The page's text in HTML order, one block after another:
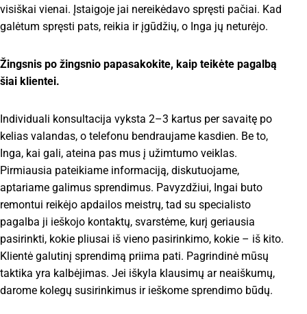
visiškai vienai. Įstaigoje jai nereikėdavo spręsti pačiai. Kad
galėtum spręsti pats, reikia ir įgūdžių, o Inga jų neturėjo.
Žingsnis po žingsnio papasakokite, kaip teikėte pagalbą
šiai klientei.
Individuali konsultacija vyksta 2–3 kartus per savaitę po
kelias valandas, o telefonu bendraujame kasdien. Be to,
Inga, kai gali, ateina pas mus į užimtumo veiklas.
Pirmiausia pateikiame informaciją, diskutuojame,
aptariame galimus sprendimus. Pavyzdžiui, Ingai buto
remontui reikėjo apdailos meistrų, tad su specialisto
pagalba ji ieškojo kontaktų, svarstėme, kurį geriausia
pasirinkti, kokie pliusai iš vieno pasirinkimo, kokie – iš kito.
Klientė galutinį sprendimą priima pati. Pagrindinė mūsų
taktika yra kalbėjimas. Jei iškyla klausimų ar neaiškumų,
darome kolegų susirinkimus ir ieškome sprendimo būdų.